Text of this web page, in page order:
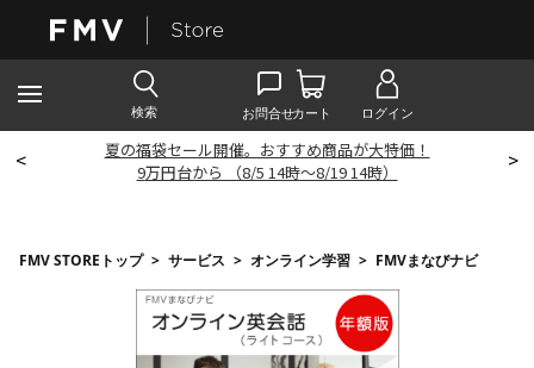
夏の福袋セール開催。おすすめ商品が大特価！
9万円台から （8/5 14時～8/19 14時）
< >
FMV STOREトップ > サービス > オンライン学習 > FMVまなびナビ